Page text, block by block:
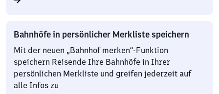
Bahnhöfe in persönlicher Merkliste speichern
Mit der neuen „Bahnhof merken“-Funktion
speichern Reisende Ihre Bahnhöfe in Ihrer
persönlichen Merkliste und greifen jederzeit auf
alle Infos zu